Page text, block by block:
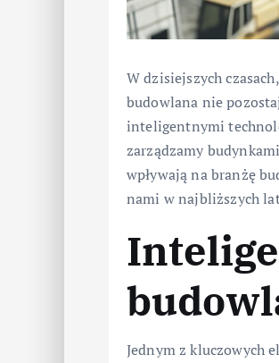
W dzisiejszych
budowlana nie
inteligentnymi
zarządzamy
wpływają na branżę
nami w najbliższych
Jednym z kluczowych